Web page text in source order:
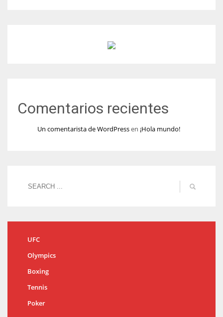
Comentarios recientes
Un comentarista de WordPressen ¡Hola mundo!
UFC
Olympics
Boxing
Tennis
Poker